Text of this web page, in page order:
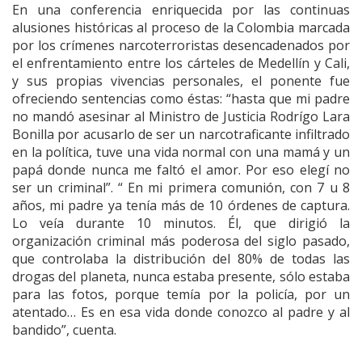
En una conferencia enriquecida por las continuas
alusiones históricas al proceso de la Colombia marcada
por los crímenes narcoterroristas desencadenados por
el enfrentamiento entre los cárteles de Medellín y Cali,
y sus propias vivencias personales, el ponente fue
ofreciendo sentencias como éstas: “hasta que mi padre
no mandó asesinar al Ministro de Justicia Rodrígo Lara
Bonilla por acusarlo de ser un narcotraficante infiltrado
en la política, tuve una vida normal con una mamá y un
papá donde nunca me faltó el amor. Por eso elegí no
ser un criminal”. “ En mi primera comunión, con 7 u 8
años, mi padre ya tenía más de 10 órdenes de captura.
Lo veía durante 10 minutos. Él, que dirigió la
organización criminal más poderosa del siglo pasado,
que controlaba la distribución del 80% de todas las
drogas del planeta, nunca estaba presente, sólo estaba
para las fotos, porque temía por la policía, por un
atentado… Es en esa vida donde conozco al padre y al
bandido”, cuenta.